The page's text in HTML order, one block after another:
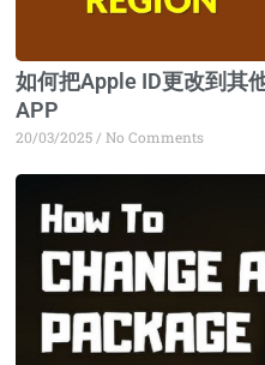
如何把Apple ID更改到其
APP
20/03/2025 No Comments